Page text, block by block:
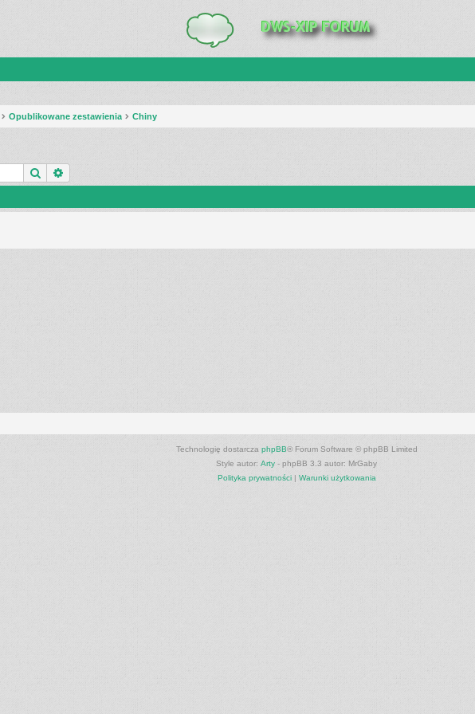
Opublikowane zestawienia Chiny
Szukaj
Technologię dostarcza phpBB® Forum Software © phpBB Limited
Style autor: Arty - phpBB 3.3 autor: MrGaby
Polityka prywatności| Warunki użytkowania